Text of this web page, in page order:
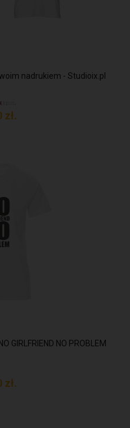
nadrukiem - Studioix.pl
zł.
GIRLFRIEND NO PROBLEM
zł.